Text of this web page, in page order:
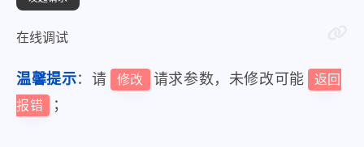
在线调试
温馨提示：请 修改 请求参数，未修改可能
返回
报错
；